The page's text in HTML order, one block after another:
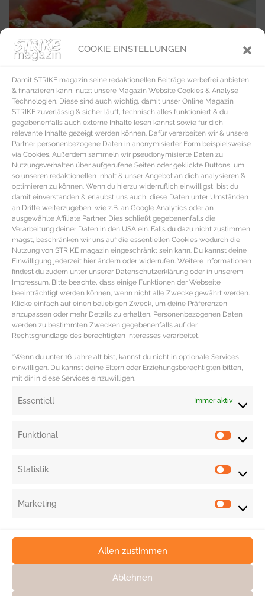
COOKIE EINSTELLUNGEN
Damit STRIKE magazin seine redaktionellen Beiträge werbefrei anbieten
& finanzieren kann, nutzt unsere Magazin Website Cookies & Analyse
Technologien. Diese sind auch wichtig, damit unser Online Magazin
STRIKE zuverlässig & sicher läuft, technisch alles funktioniert & du
gegebenenfalls auch externe Inhalte lesen kannst sowie für dich
relevante Inhalte gezeigt werden können. Dafür verarbeiten wir & unsere
Partner personenbezogene Daten in anonymisierter Form beispielsweise
via Cookies. Außerdem sammeln wir pseudonymisierte Daten zu
Nutzungsverhalten über aufgerufene Seiten oder geklickte Buttons, um
so unseren redaktionellen Inhalt & unser Angebot an dich analysieren &
optimieren zu können. Wenn du hierzu widerruflich einwilligst, bist du
damit einverstanden & erlaubst uns auch, diese Daten unter Umständen
an Dritte weiterzugeben, wie z.B. an Google Analytics oder an
ausgewählte Affiliate Partner. Dies schließt gegebenenfalls die
Verarbeitung deiner Daten in den USA ein. Falls du dazu nicht zustimmen
magst, beschränken wir uns auf die essentiellen Cookies wodurch die
Nutzung von STRIKE magazin eingeschränkt sein kann. Du kannst deine
Einwilligung jederzeit hier ändern oder widerrufen. Weitere Informationen
findest du zudem unter unserer Datenschutzerklärung oder in unserem
Impressum. Bitte beachte, dass einige Funktionen der Webseite
beeinträchtigt werden können, wenn nicht alle Zwecke gewährt werden.
Klicke einfach auf einen beliebigen Zweck, um deine Präferenzen
anzupassen oder mehr Details zu erhalten. Personenbezogenen Daten
werden zu bestimmten Zwecken gegebenenfalls auf der
Rechtsgrundlage des berechtigten Interesses verarbeitet.
*Wenn du unter 16 Jahre alt bist, kannst du nicht in optionale Services
einwilligen. Du kannst deine Eltern oder Erziehungsberechtigten bitten,
mit dir in diese Services einzuwilligen.
Essentiell Immer aktiv
Funktional
Statistik
Marketing
Allen zustimmen
Ablehnen